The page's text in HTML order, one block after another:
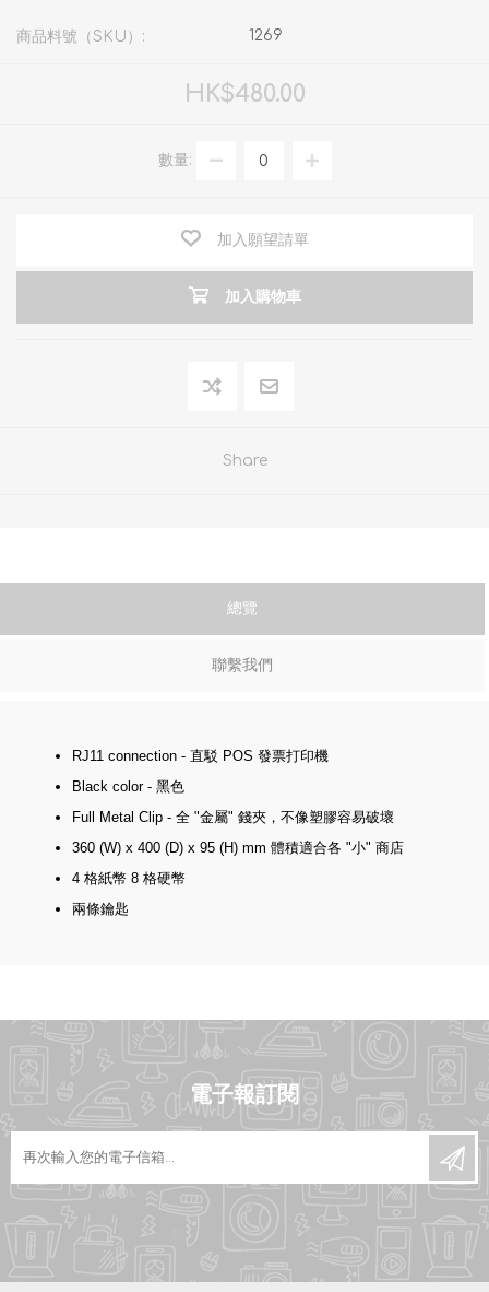
商品料號（SKU）: 1269
HK$480.00
數量:
加入願望請單
加入購物車
Share
總覽
聯繫我們
RJ11 connection - 直駁 POS 發票打印機
Black color - 黑色
Full Metal Clip - 全 "金屬" 錢夾，不像塑膠容易破壞
360 (W) x 400 (D) x 95 (H) mm 體積適合各 "小" 商店
4 格紙幣 8 格硬幣
兩條鑰匙
電子報訂閱